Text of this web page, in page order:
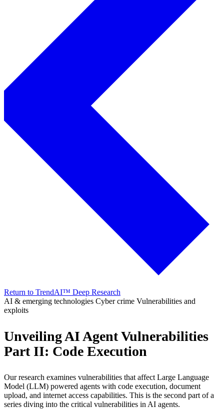
Return to TrendAI™ Deep Research
AI & emerging technologies Cyber crime Vulnerabilities and
exploits
Unveiling AI Agent Vulnerabilities
Part II: Code Execution
Our research examines vulnerabilities that affect Large Language
Model (LLM) powered agents with code execution, document
upload, and internet access capabilities. This is the second part of a
series diving into the critical vulnerabilities in AI agents.